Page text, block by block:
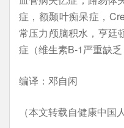
症，额颞叶痴呆症，
常压力颅脑积水，亨廷
症（维生素B-1严重缺乏
编译：邓自闲
（本文转载自健康中国